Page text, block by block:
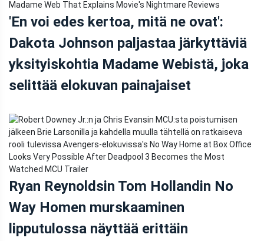
'En voi edes kertoa, mitä ne ovat':
Dakota Johnson paljastaa järkyttäviä
yksityiskohtia Madame Webistä, joka
selittää elokuvan painajaiset
Ryan Reynoldsin Tom Hollandin No
Way Homen murskaaminen
lipputulossa näyttää erittäin